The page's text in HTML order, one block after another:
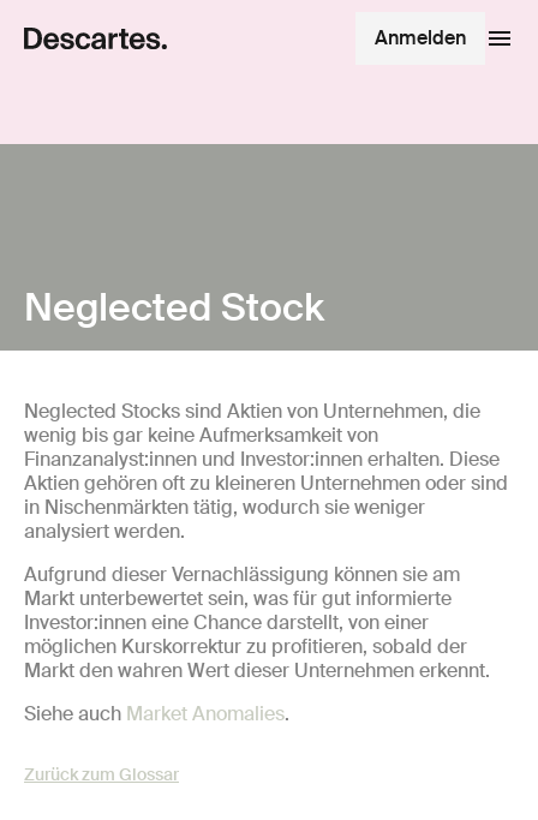
Anmelden
Neglected Stock
Neglected Stocks sind Aktien von Unternehmen, die
wenig bis gar keine Aufmerksamkeit von
Finanzanalyst:innen und Investor:innen erhalten. Diese
Aktien gehören oft zu kleineren Unternehmen oder sind
in Nischenmärkten tätig, wodurch sie weniger
analysiert werden.
Aufgrund dieser Vernachlässigung können sie am
Markt unterbewertet sein, was für gut informierte
Investor:innen eine Chance darstellt, von einer
möglichen Kurskorrektur zu profitieren, sobald der
Markt den wahren Wert dieser Unternehmen erkennt.
Siehe auch Market Anomalies.
Zurück zum Glossar